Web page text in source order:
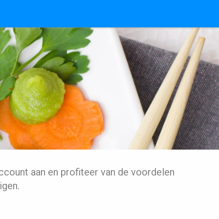
aan en profiteer van de voordelen